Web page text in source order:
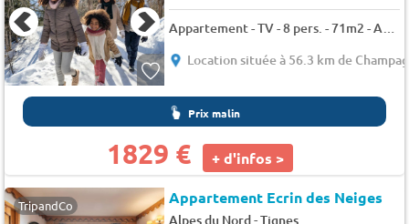
Appartement - TV - 8 pers. - 71m2 - Animaux admis
Location située à 56.3 km de
Prix malin
1829 € + d'infos >
TripandCo Appartement Ecrin des Neiges
Alpes du Nord-Tignes